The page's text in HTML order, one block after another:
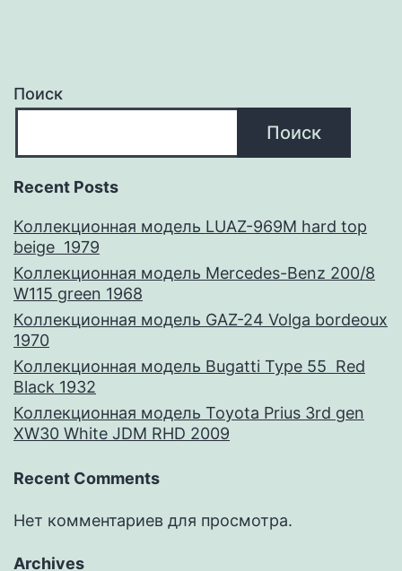
Поиск
Поиск
Recent Posts
Коллекционная модель LUAZ-969M hard top
beige 1979
Коллекционная модель Mercedes-Benz 200/8
W115 green 1968
Коллекционная модель GAZ-24 Volga bordeoux
1970
Коллекционная модель Bugatti Type 55 Red
Black 1932
Коллекционная модель Toyota Prius 3rd gen
XW30 White JDM RHD 2009
Recent Comments
Нет комментариев для просмотра.
Archives